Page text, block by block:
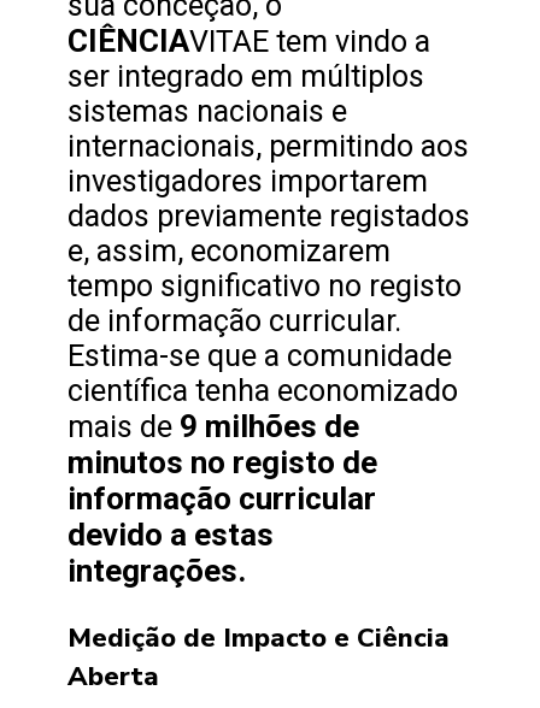
CIÊNCIAVITAE tem vindo a
ser integrado em múltiplos
sistemas nacionais e
internacionais, permitindo aos
investigadores importarem
dados previamente registados
e, assim, economizarem
tempo significativo no registo
de informação curricular.
Estima-se que a comunidade
científica tenha economizado
mais de 9 milhões de
minutos no registo de
informação curricular
devido a estas
integrações.
Medição de Impacto e Ciência
Aberta